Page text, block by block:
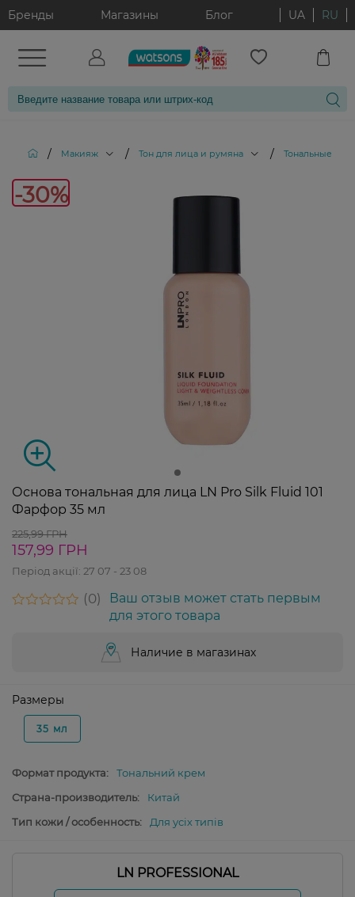
Бренды Магазины Блог UA RU
/ Макияж / Тон для лица и румяна / Тональные
-30%
Основа тональная для лица LN Pro Silk Fluid 101
Фарфор 35 мл
225,99 ГРН
157,99 ГРН
Період акції: 27 07 - 23 08
0
Ваш отзыв может стать первым
для этого товара
Наличие в магазинах
Размеры
35 мл
Формат продукта:
Тональний крем
Страна-производитель:
Китай
Тип кожи / особенность:
Для усіх типів
LN PROFESSIONAL